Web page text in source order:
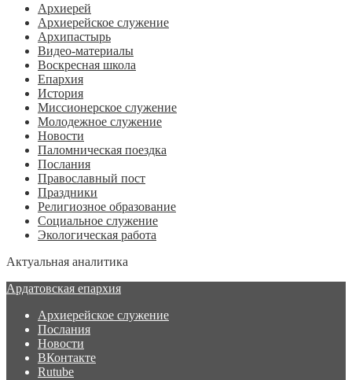
Архиерей
Архиерейское служение
Архипастырь
Видео-материалы
Воскресная школа
Епархия
История
Миссионерское служение
Молодежное служение
Новости
Паломническая поездка
Послания
Православный пост
Праздники
Религиозное образование
Социальное служение
Экологическая работа
Актуальная аналитика
Ардатовская епархия
Архиерейское служение
Послания
Новости
ВКонтакте
Rutube